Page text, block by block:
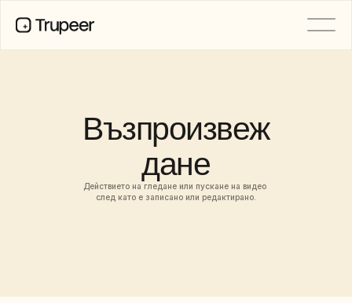
Възпроизвеж
дане
Действието на гледане или пускане на видео
след като е записано или редактирано.
Споделени страници
AI запис на екрана